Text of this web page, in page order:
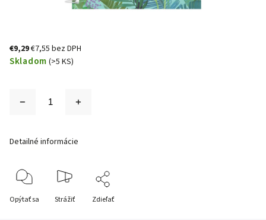
€9,29€7,55 bez DPH
Skladom (>5 KS)
Detailné informácie
Opýtať sa Strážiť Zdieľať